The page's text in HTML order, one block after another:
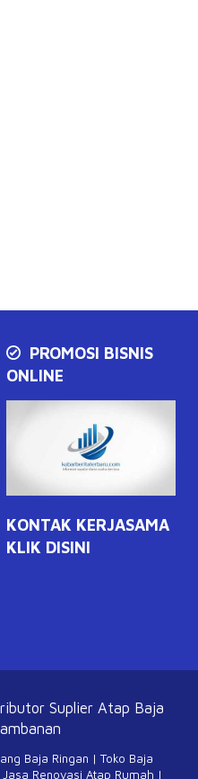
PROMOSI BISNIS
ONLINE
KONTAK KERJASAMA
KLIK DISINI
Suplier Atap Baja
Baja Ringan | Toko Baja
Jasa Renovasi Atap Rumah |